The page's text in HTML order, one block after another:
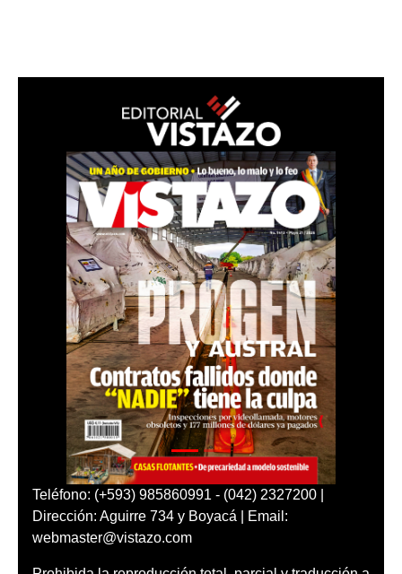
Teléfono: (+593) 985860991 - (042) 2327200 |
Dirección: Aguirre 734 y Boyacá | Email:
webmaster@vistazo.com